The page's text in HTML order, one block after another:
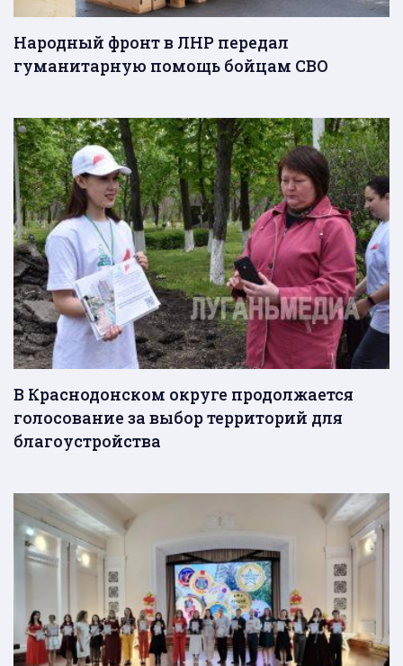
Народный фронт в ЛНР передал
гуманитарную помощь бойцам СВО
В Краснодонском округе продолжается
голосование за выбор территорий для
благоустройства